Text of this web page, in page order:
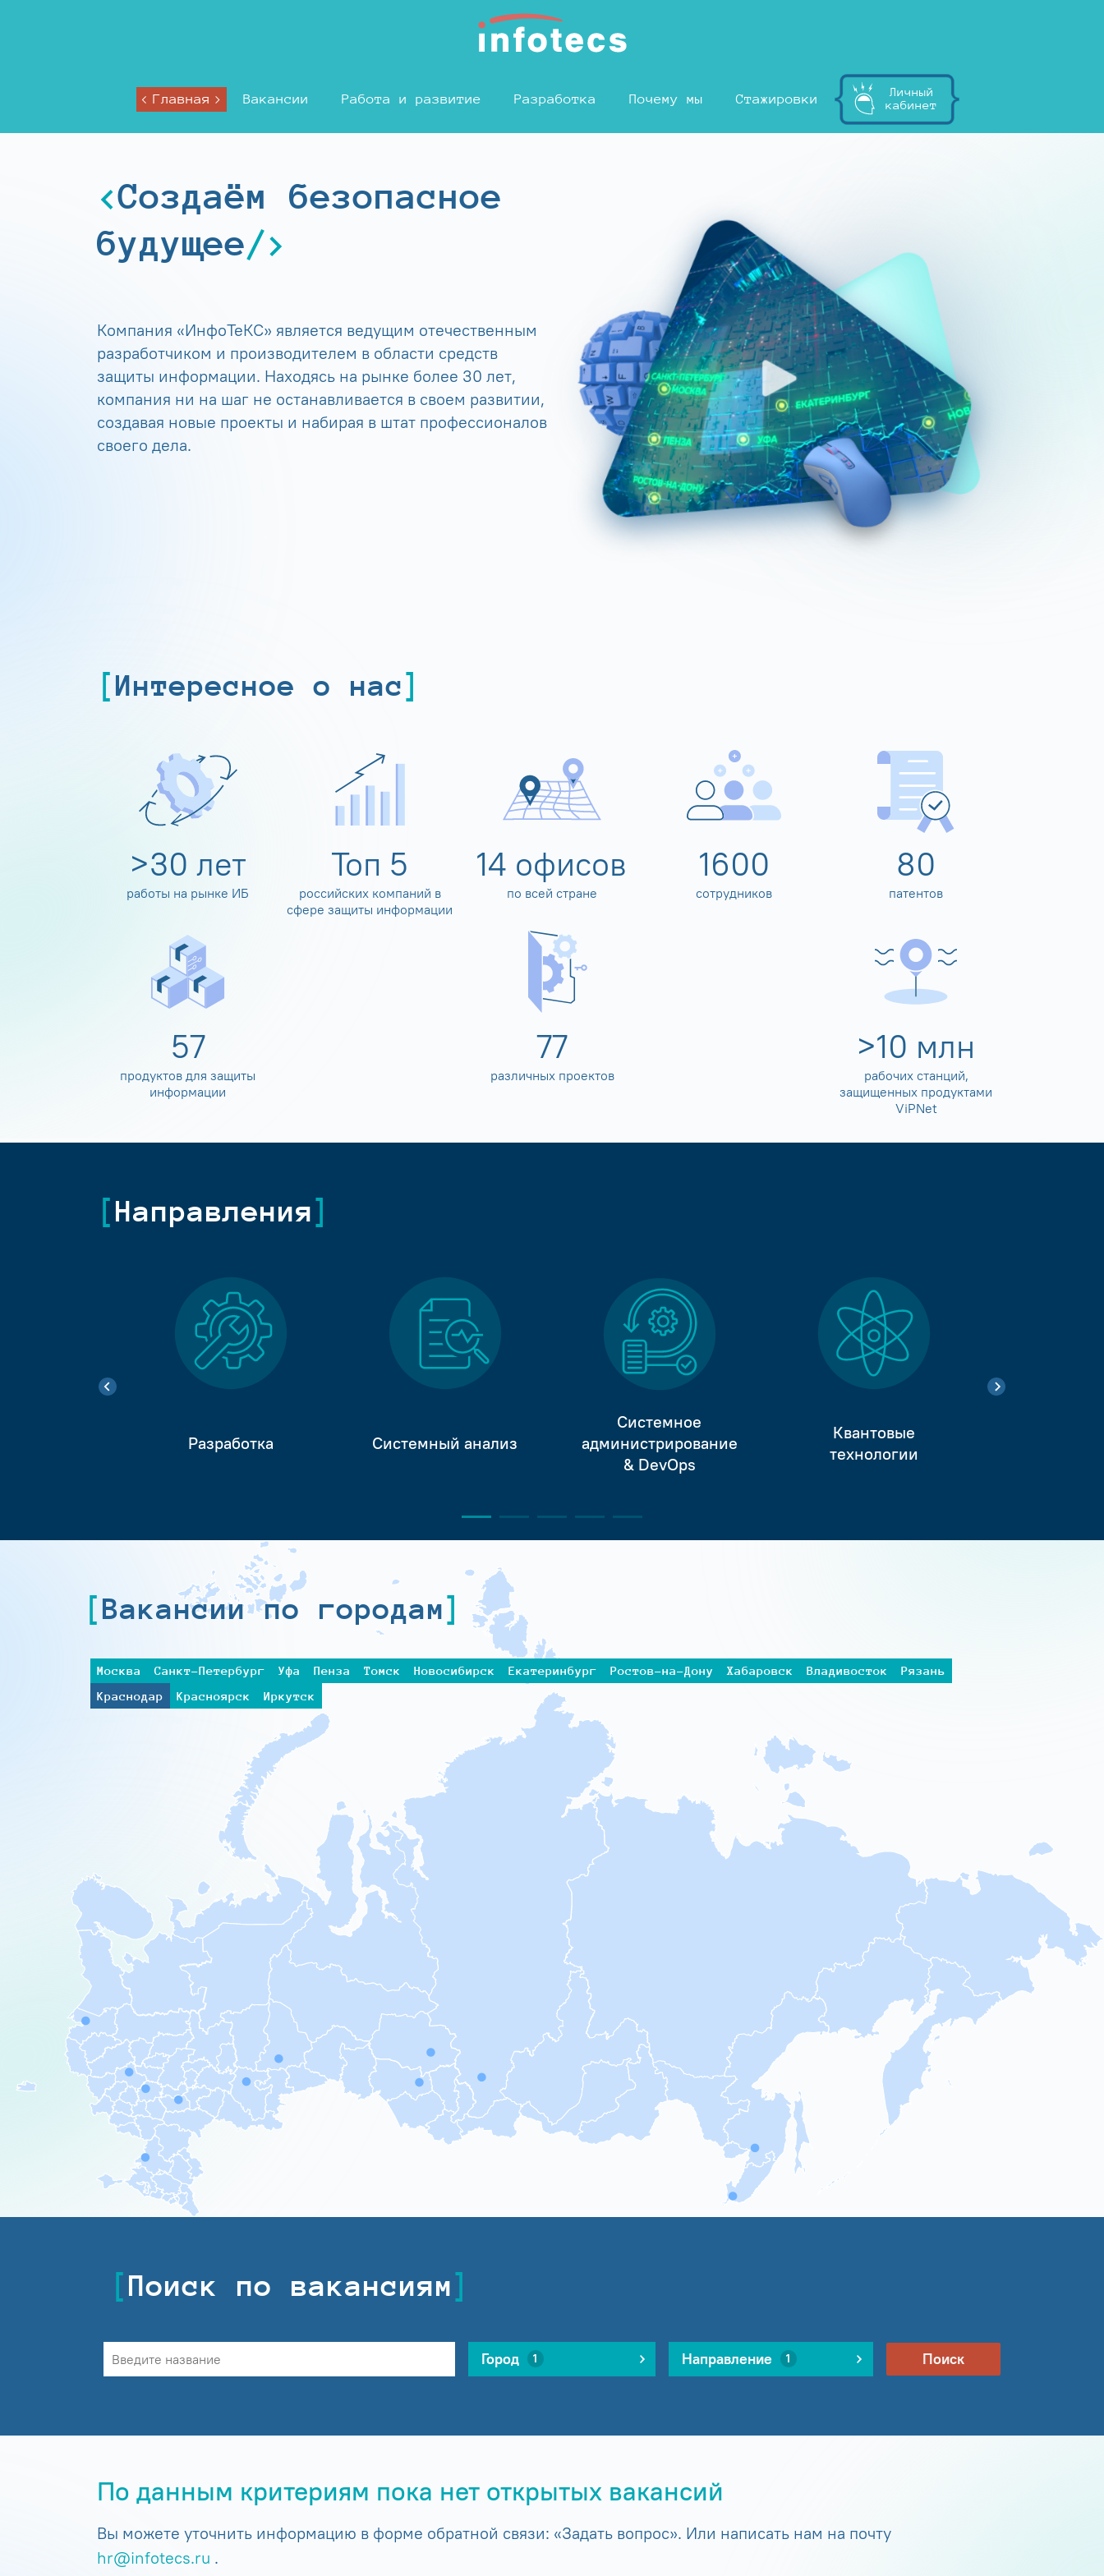
Главная Вакансии Работа и развитие Разработка Почему мы Стажировки
Личный
кабинет
Создаём безопасное
будущее
Компания «ИнфоТеКС» является ведущим отечественным
разработчиком и производителем в области средств
защиты информации. Находясь на рынке более 30 лет,
компания ни на шаг не останавливается в своем развитии,
создавая новые проекты и набирая в штат профессионалов
своего дела.
Интересное о нас
>30 лет
работы на рынке ИБ
Топ 5
российских компаний в
сфере защиты информации
14 офисов
по всей стране
1600
сотрудников
80
патентов
60
продуктов для защиты
информации
80
различных проектов
>10 млн
рабочих станций,
защищенных продуктами
ViPNet
Направления
Разработка Системный анализ
Системное
администрирование
& DevOps
Квантовые
технологии
Вакансии по городам
Москва Санкт-Петербург Уфа Пенза Томск Новосибирск Екатеринбург Ростов-на-Дону Хабаровск Владивосток
Рязань
Краснодар
Красноярск Иркутск
Поиск по вакансиям
Город 1 Направление 1 Поиск
По данным критериям пока нет открытых вакансий
Вы можете уточнить информацию в форме обратной связи: «Задать вопрос». Или написать нам на почту
hr@infotecs.ru .